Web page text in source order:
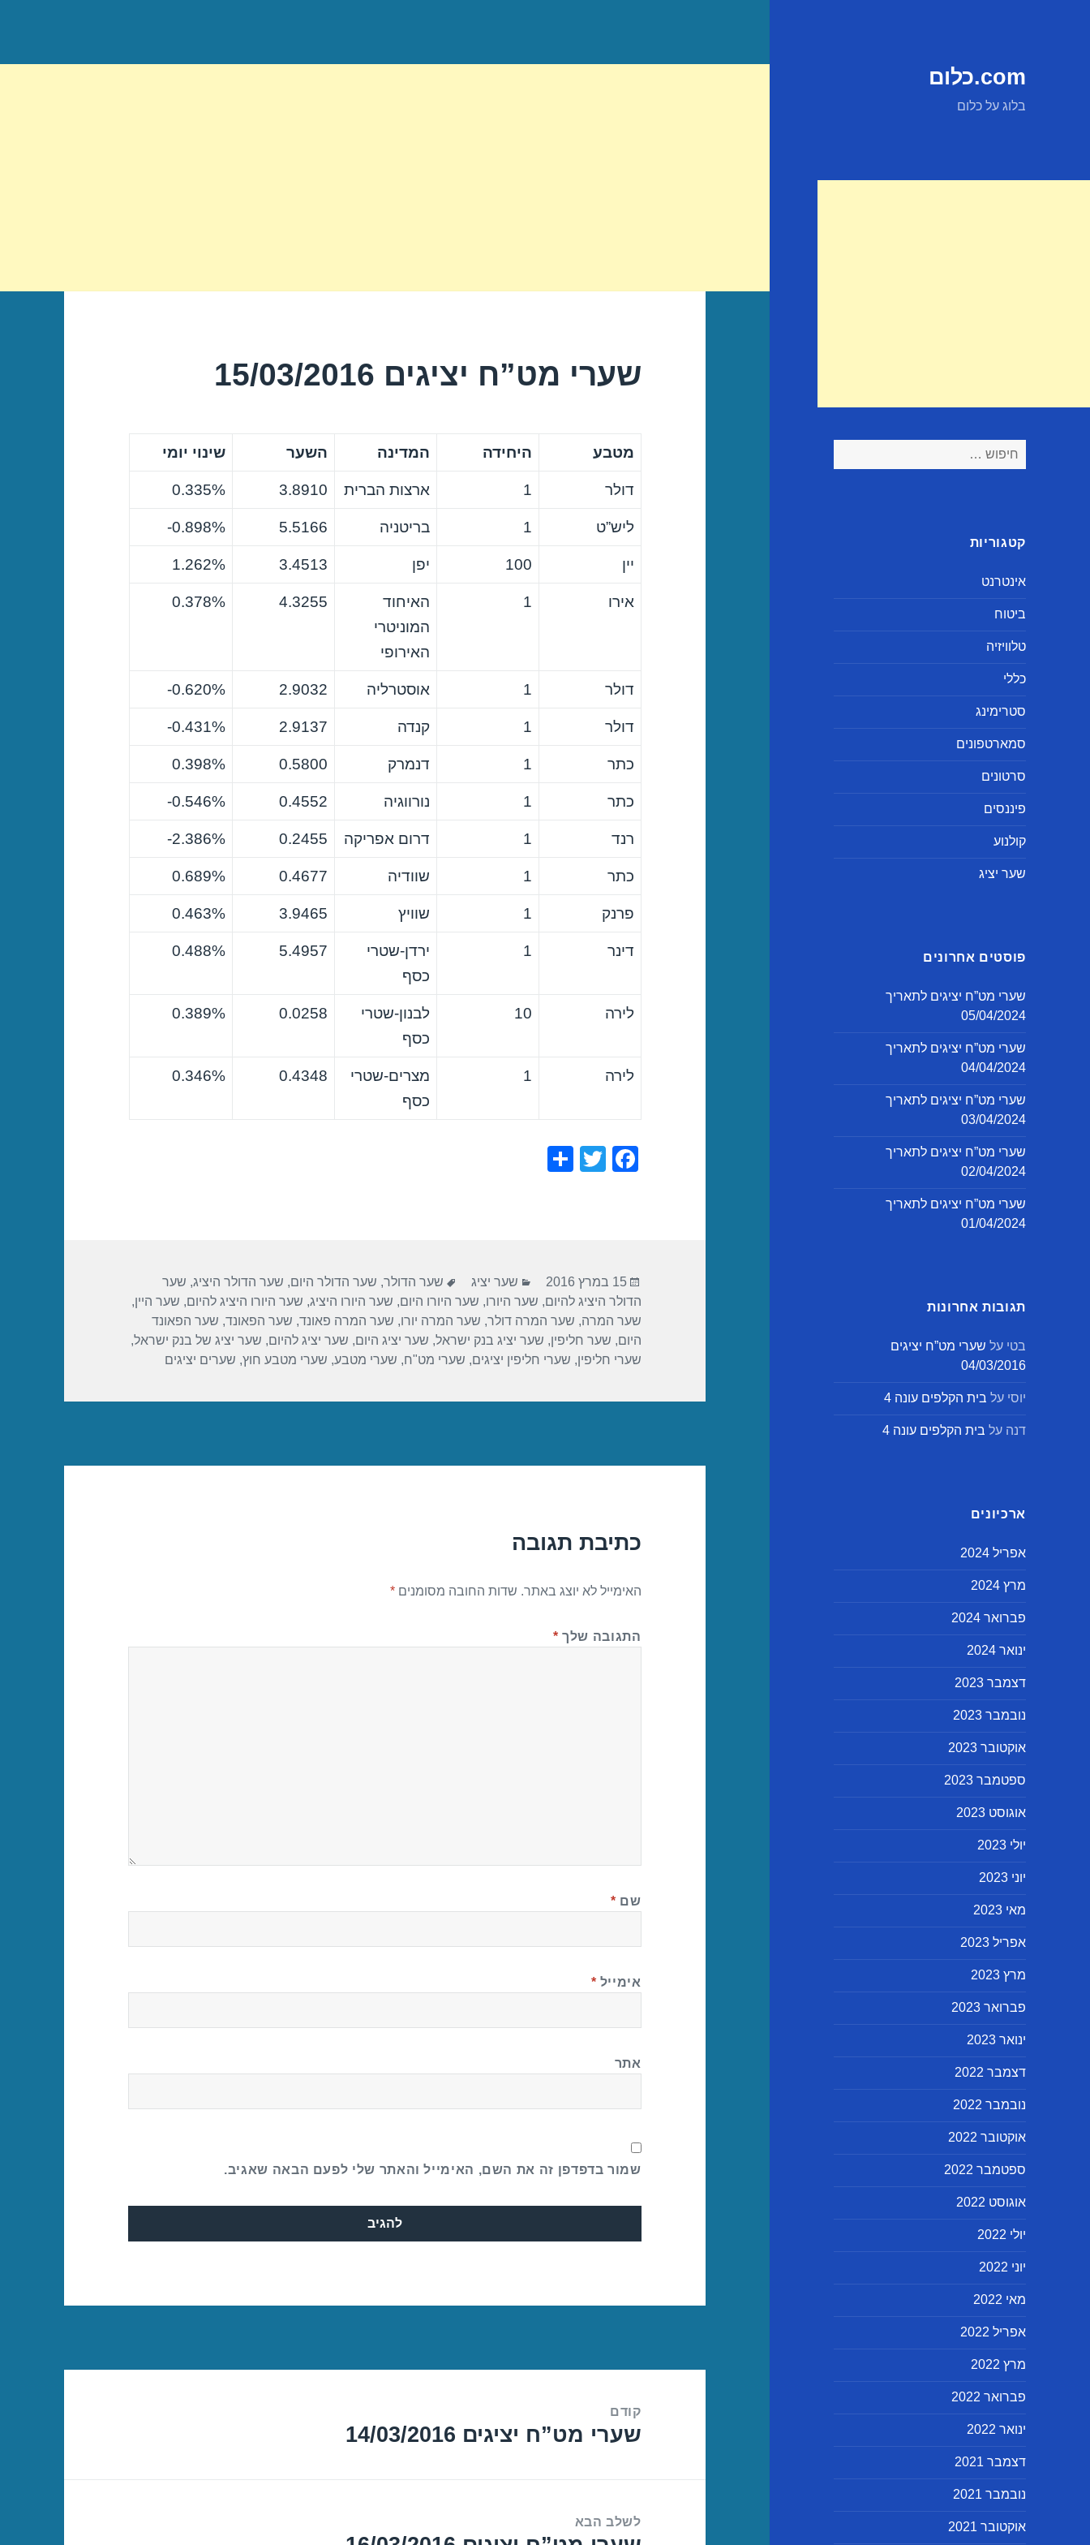
com.כלום
בלוג על כלום
חיפוש:
קטגוריות
אינטרנט
ביטוח
טלוויזיה
כללי
סטרימינג
סמארטפונים
סרטונים
פיננסים
קולנוע
שער יציג
פוסטים אחרונים
שערי מט”ח יציגים לתאריך
05/04/2024
שערי מט”ח יציגים לתאריך
04/04/2024
שערי מט”ח יציגים לתאריך
03/04/2024
שערי מט”ח יציגים לתאריך
02/04/2024
שערי מט”ח יציגים לתאריך
01/04/2024
תגובות אחרונות
בטי על שערי מט”ח יציגים
04/03/2016
יוסי על בית הקלפים עונה 4
דנה על בית הקלפים עונה 4
ארכיונים
אפריל 2024
מרץ 2024
פברואר 2024
ינואר 2024
דצמבר 2023
נובמבר 2023
אוקטובר 2023
ספטמבר 2023
אוגוסט 2023
יולי 2023
יוני 2023
מאי 2023
אפריל 2023
מרץ 2023
פברואר 2023
ינואר 2023
דצמבר 2022
נובמבר 2022
אוקטובר 2022
ספטמבר 2022
אוגוסט 2022
יולי 2022
יוני 2022
מאי 2022
אפריל 2022
מרץ 2022
פברואר 2022
ינואר 2022
דצמבר 2021
נובמבר 2021
אוקטובר 2021
שערי מט”ח יציגים 15/03/2016
מטבע היחידה המדינה השער שינוי יומי
דולר 1 ארצות הברית 3.8910
0.335%
ליש”ט 1 בריטניה 5.5166
0.898%-
יין 100 יפן 3.4513
1.262%
אירו 1
האיחוד
המוניטרי
האירופי
4.3255
0.378%
דולר 1 אוסטרליה 2.9032
0.620%-
דולר 1 קנדה 2.9137
0.431%-
כתר 1 דנמרק 0.5800
0.398%
כתר 1 נורווגיה 0.4552
0.546%-
רנד 1 דרום אפריקה 0.2455
2.386%-
כתר 1 שוודיה 0.4677
0.689%
פרנק 1 שוויץ 3.9465
0.463%
דינר 1
ירדן-שטרי
כסף
5.4957
0.488%
לירה 10
לבנון-שטרי
כסף
0.0258
0.389%
לירה 1
מצרים-שטרי
כסף
0.4348
0.346%
F
o
o
k
T
פורסם
בתאריך
15 במרץ 2016 קטגוריות
שער יציג תגיות
שער הדולר, שער הדולר היום, שער הדולר היציג, שער
הדולר היציג להיום, שער היורו, שער היורו היום, שער היורו היציג, שער היורו היציג להיום, שער היין,
שער המרה, שער המרה דולר, שער המרה יורו, שער המרה פאונד, שער הפאונד, שער הפאונד
היום, שער חליפין, שער יציג בנק ישראל, שער יציג היום, שער יציג להיום, שער יציג של בנק ישראל,
שערי חליפין, שערי חליפין יציגים, שערי מט"ח, שערי מטבע, שערי מטבע חוץ, שערים יציגים
כתיבת תגובה
האימייל לא יוצג באתר. שדות החובה מסומנים*
התגובה שלך *
שם *
אימייל *
אתר
שמור בדפדפן זה את השם, האימייל והאתר שלי לפעם הבאה שאגיב.
קודם
הפוסט
שערי מט”ח יציגים 14/03/2016
לשלב הבא